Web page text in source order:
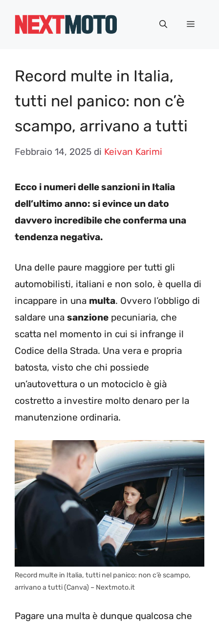
Menu
Record multe in Italia,
tutti nel panico: non c’è
scampo, arrivano a tutti
Febbraio 14, 2025 di Keivan Karimi
Ecco i numeri delle sanzioni in Italia
dell’ultimo anno: si evince un dato
davvero incredibile che conferma una
tendenza negativa.
Una delle paure maggiore per tutti gli
automobilisti, italiani e non solo, è quella di
incappare in una multa. Ovvero l’obbligo di
saldare una sanzione pecuniaria, che
scatta nel momento in cui si infrange il
Codice della Strada. Una vera e propria
batosta, visto che chi possiede
un’autovettura o un motociclo è già
costretto a investire molto denaro per la
manutenzione ordinaria.
Record multe in Italia, tutti nel panico: non c’è scampo,
arrivano a tutti (Canva) – Nextmoto.it
Pagare una multa è dunque qualcosa che